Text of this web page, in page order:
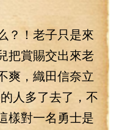
！老子只是來
把賞賜交出來老
爽，織田信奈立
人多了去了，不
樣對一名勇士是